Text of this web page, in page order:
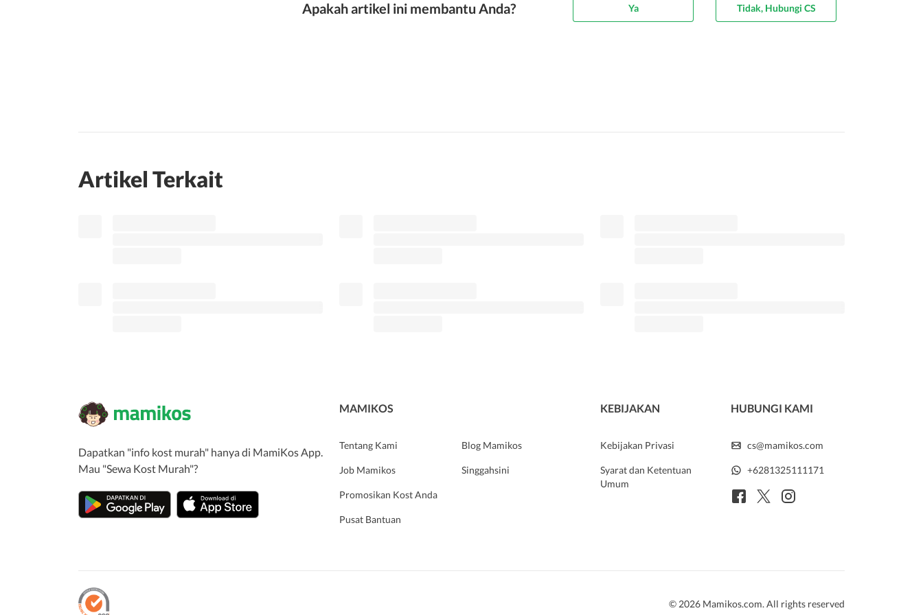
Apakah artikel ini membantu Anda? Ya Tidak, Hubungi CS
Artikel Terkait
Dapatkan "info kost murah" hanya di MamiKos App.
Mau "Sewa Kost Murah"?
MAMIKOS
Tentang Kami
Job Mamikos
Promosikan Kost Anda
Pusat Bantuan
Blog Mamikos
Singgahsini
KEBIJAKAN
Kebijakan Privasi
Syarat dan Ketentuan
Umum
HUBUNGI KAMI
cs@mamikos.com
+6281325111171
© 2026 Mamikos.com. All rights reserved